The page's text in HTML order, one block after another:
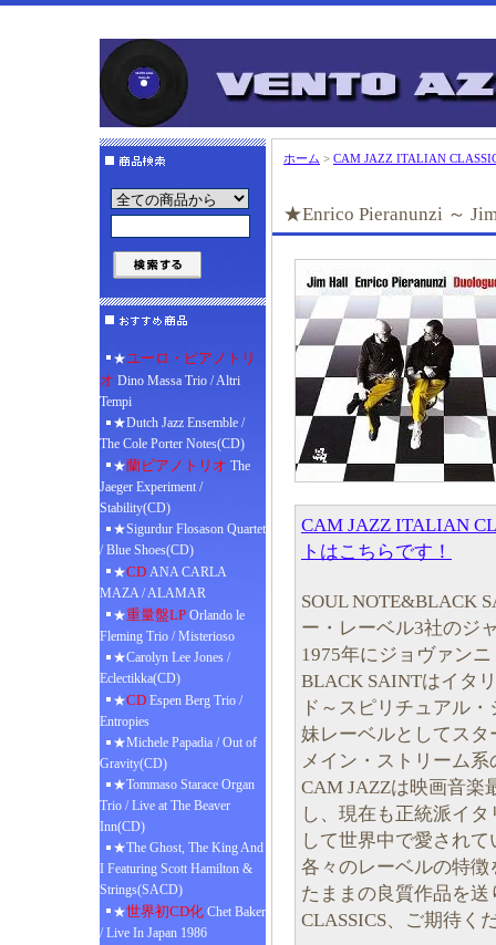
★ユーロ・ピアノトリ
オ Dino Massa Trio / Altri
Tempi
★Dutch Jazz Ensemble /
The Cole Porter Notes(CD)
★蘭ピアノトリオ The
Jaeger Experiment /
Stability(CD)
★Sigurdur Flosason Quartet
/ Blue Shoes(CD)
★CD ANA CARLA
MAZA / ALAMAR
★重量盤LP Orlando le
Fleming Trio / Misterioso
★Carolyn Lee Jones /
Eclectikka(CD)
★CD Espen Berg Trio /
Entropies
★Michele Papadia / Out of
Gravity(CD)
★Tommaso Starace Organ
Trio / Live at The Beaver
Inn(CD)
★The Ghost, The King And
I Featuring Scott Hamilton &
Strings(SACD)
★世界初CD化 Chet Baker
/ Live In Japan 1986
ホーム > CAM JAZZ ITALIAN
★Enrico Pieranunzi ～
CAM JAZZ ITALIAN
トはこちらです！
SOUL NOTE&BLACK
ー・レーベル3社のジ
1975年にジョヴァン
BLACK SAINTはイタ
ド～スピリチュアル
妹レーベルとしてスタ
メイン・ストリーム
CAM JAZZは映画音楽
し、現在も正統派イ
して世界中で愛されて
各々のレーベルの特
たままの良質作品を
CLASSICS、ご期待く